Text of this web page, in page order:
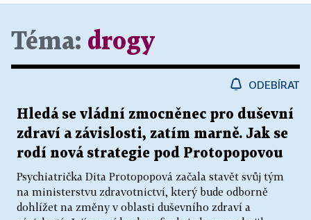
Téma: drogy
ODEBÍRAT
Hledá se vládní zmocněnec pro duševní
zdraví a závislosti, zatím marně. Jak se
rodí nová strategie pod Protopopovou
Psychiatrička Dita Protopopová začala stavět svůj tým
na ministerstvu zdravotnictví, který bude odborně
dohlížet na změny v oblasti duševního zdraví a